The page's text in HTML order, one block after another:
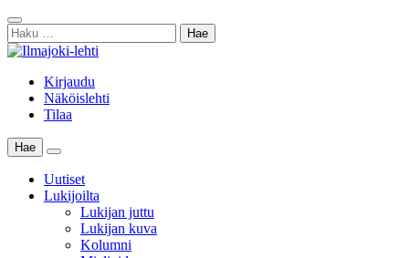
Skip
to
content
Sulje
haku
Haku:
Kirjaudu
Näköislehti
Tilaa
Hae
Main
Menu
Uutiset
Lukijoilta
Lukijan juttu
Lukijan kuva
Kolumni